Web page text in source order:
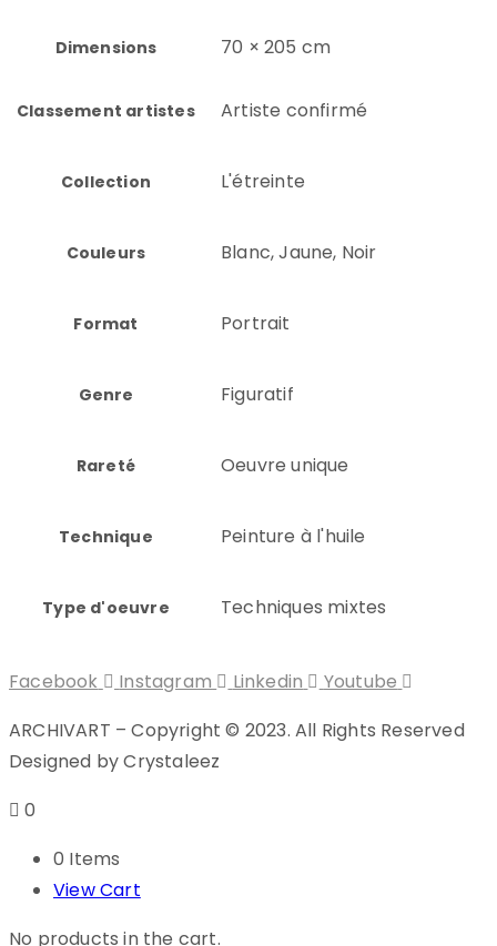
Dimensions 70 × 205 cm
Classement artistes Artiste confirmé
Collection L'étreinte
Couleurs Blanc, Jaune, Noir
Format Portrait
Genre Figuratif
Rareté Oeuvre unique
Technique Peinture à l'huile
Type d'oeuvre Techniques mixtes
Facebook Instagram Linkedin
Youtube
ARCHIVART – Copyright © 2023. All Rights Reserved
Designed by Crystaleez
0
0 Items
View Cart
No products in the cart.